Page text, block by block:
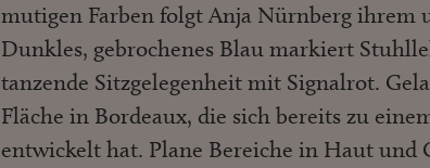
mutigen Farben folgt Anja Nürnberg
Dunkles, gebrochenes Blau markiert
tanzende Sitzgelegenheit mit Signalrot.
Fläche in Bordeaux, die sich bereits zu
entwickelt hat. Plane Bereiche in Haut und